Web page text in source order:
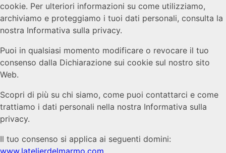
cookie. Per ulteriori informazioni su come utilizziamo,
archiviamo e proteggiamo i tuoi dati personali, consulta la
nostra Informativa sulla privacy.
Puoi in qualsiasi momento modificare o revocare il tuo
consenso dalla Dichiarazione sui cookie sul nostro sito
Web.
Scopri di più su chi siamo, come puoi contattarci e come
trattiamo i dati personali nella nostra Informativa sulla
privacy.
Il tuo consenso si applica ai seguenti domini:
www.latelierdelmarmo.com